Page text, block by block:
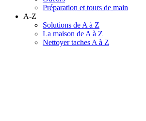
Préparation et tours de main
A-Z
Solutions de A à Z
La maison de A à Z
Nettoyer taches A à Z